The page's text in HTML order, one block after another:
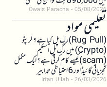
Owais Paracha 05/08/2026
تعلیمی مواد(Rug Pull)رگ پل کیا ہے؟ کرپٹو
(Crypto) میں رگ پل اسکیم
(scam)کیسے کام کرتی ہے؟ ایک مکمل
تجزیاتی گائیڈ اور 6 احتیاطی تدابیر
Irfan Ullah 26/03/2026